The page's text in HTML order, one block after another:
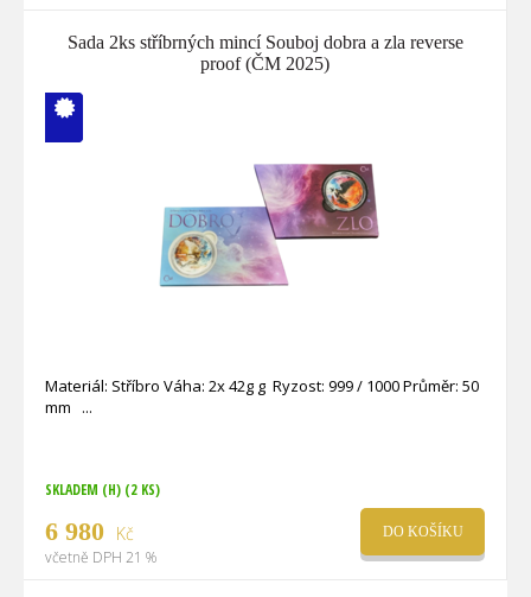
Sada 2ks stříbrných mincí Souboj dobra a zla reverse
proof (ČM 2025)
V ČM zcela
Materiál: Stříbro Váha: 2x 42g g Ryzost: 999 / 1000 Průměr: 50
mm
SKLADEM (H) (2 KS)
6 980 Kč
včetně DPH 21 %
DO KOŠÍKU